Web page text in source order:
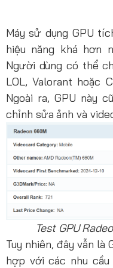
Máy sử dụng GPU
hiệu năng khá hơn
Người dùng có thể
LOL, Valorant hoặc
Ngoài ra, GPU này
chỉnh sửa ảnh và
Test GPU
Tuy nhiên, đây vẫn là
hợp với các nhu